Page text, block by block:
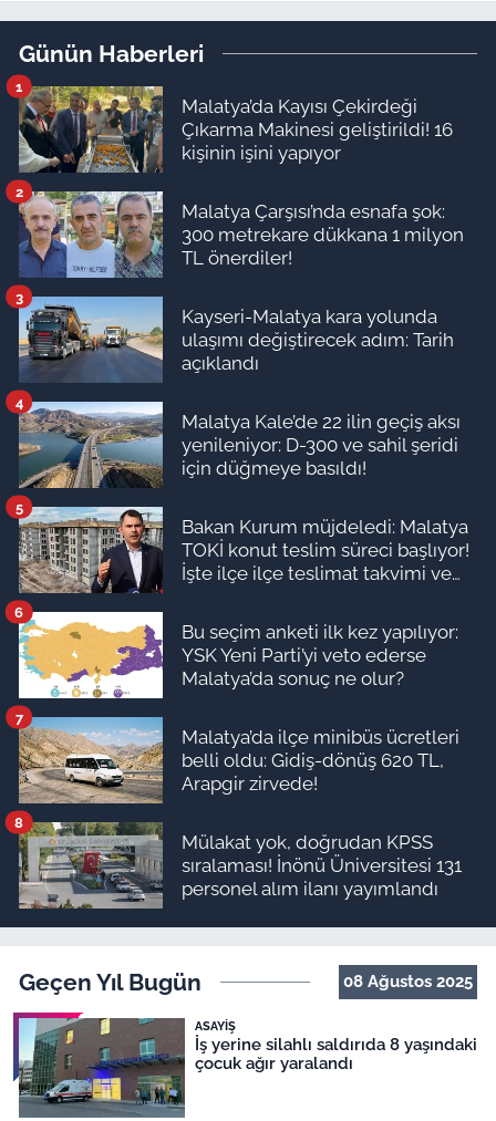
Günün Haberleri
Malatya’da Kayısı Çekirdeği
Çıkarma Makinesi geliştirildi! 16
kişinin işini yapıyor
1
Malatya Çarşısı’nda esnafa şok:
300 metrekare dükkana 1 milyon
TL önerdiler!
2
Kayseri-Malatya kara yolunda
ulaşımı değiştirecek adım: Tarih
açıklandı
3
Malatya Kale’de 22 ilin geçiş aksı
yenileniyor: D-300 ve sahil şeridi
için düğmeye basıldı!
4
Bakan Kurum müjdeledi: Malatya
TOKİ konut teslim süreci başlıyor!
İşte ilçe ilçe teslimat takvimi ve
5
Bu seçim anketi ilk kez yapılıyor:
YSK Yeni Parti’yi veto ederse
Malatya’da sonuç ne olur?
6
Malatya’da ilçe minibüs ücretleri
belli oldu: Gidiş-dönüş 620 TL,
Arapgir zirvede!
7
Mülakat yok, doğrudan KPSS
sıralaması! İnönü Üniversitesi 131
personel alım ilanı yayımlandı
8
Geçen Yıl Bugün 08 Ağustos 2025
ASAYIŞ
İş yerine silahlı saldırıda 8 yaşındaki
çocuk ağır yaralandı